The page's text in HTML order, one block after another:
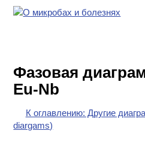
ХИМИЧЕСКАЯ
ПОСУДА
ВРЕДНЫЕ
ФАКТОРЫ
Фазовая
Eu-Nb
К оглавлению: Другие
diargams)